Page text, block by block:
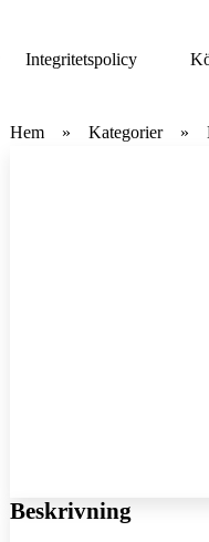
Integritetspolicy
Hem Kategorier
Beskrivning